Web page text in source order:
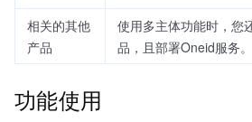
相关的其他
产品
使用多主体功能时，您
品，且部署Oneid服务。
功能使用